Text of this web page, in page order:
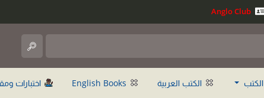
الكتب الكتب العربية اختبارات